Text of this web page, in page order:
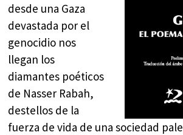
desde una Gaza
devastada por el
genocidio nos
llegan los
diamantes poéticos
de Nasser Rabah,
destellos de la
fuerza de vida de una sociedad